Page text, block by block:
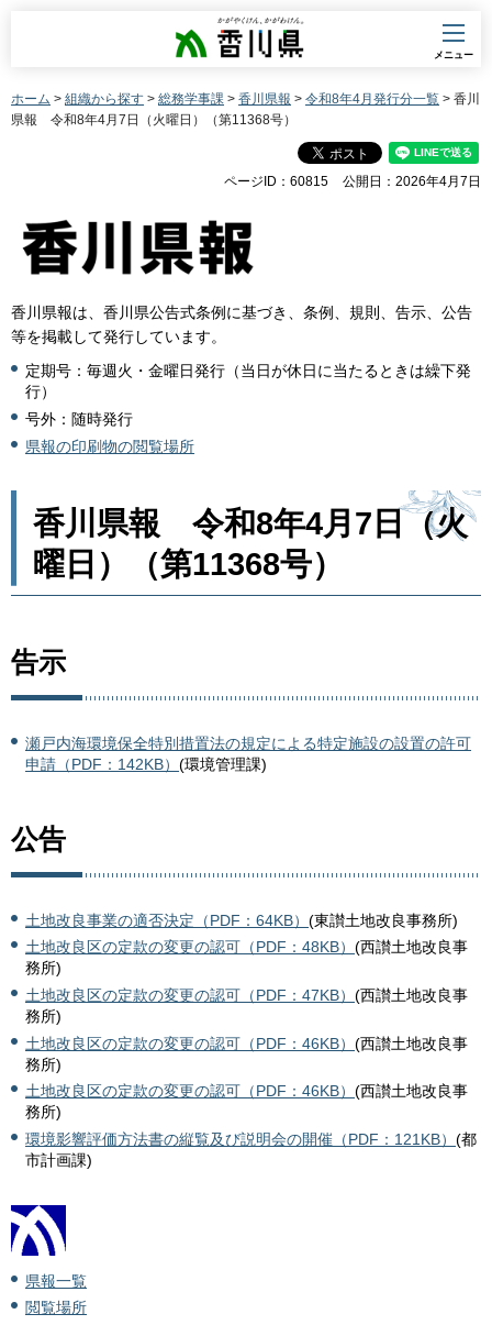
香川県
メニュー
ホーム > 組織から探す > 総務学事課 > 香川県報 > 令和8年4月発行分一覧 > 香川
県報 令和8年4月7日（火曜日）（第11368号）
ページID：60815 公開日：2026年4月7日
香川県報は、香川県公告式条例に基づき、条例、規則、告示、公告
等を掲載して発行しています。
定期号：毎週火・金曜日発行（当日が休日に当たるときは繰下発
行）
号外：随時発行
県報の印刷物の閲覧場所
香川県報 令和8年4月7日（火
曜日）（第11368号）
告示
瀬戸内海環境保全特別措置法の規定による特定施設の設置の許可
申請（PDF：142KB） (環境管理課)
公告
土地改良事業の適否決定（PDF：64KB） (東讃土地改良事務所)
土地改良区の定款の変更の認可（PDF：48KB） (西讃土地改良事
務所)
土地改良区の定款の変更の認可（PDF：47KB） (西讃土地改良事
務所)
土地改良区の定款の変更の認可（PDF：46KB） (西讃土地改良事
務所)
土地改良区の定款の変更の認可（PDF：46KB） (西讃土地改良事
務所)
環境影響評価方法書の縦覧及び説明会の開催（PDF：121KB） (都
市計画課)
県報一覧
閲覧場所